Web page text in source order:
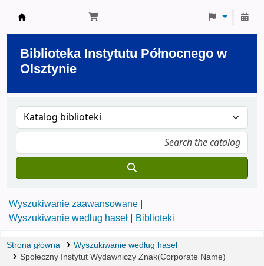
Biblioteka Instytutu Północnego w
Olsztynie
Wyszukiwanie zaawansowane
Wyszukiwanie według haseł
Biblioteki
Strona główna
Wyszukiwanie według haseł
Społeczny Instytut Wydawniczy Znak(Corporate Name)